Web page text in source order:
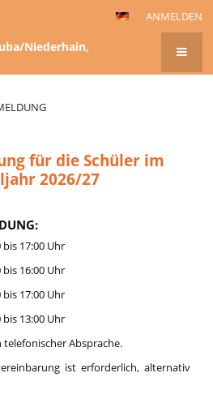
ANMELDEN
Niederhain,
für die Schüler im
2026/27
bis 17:00 Uhr
bis 16:00 Uhr
bis 17:00 Uhr
bis 13:00 Uhr
Absprache.
ist erforderlich, alternativ